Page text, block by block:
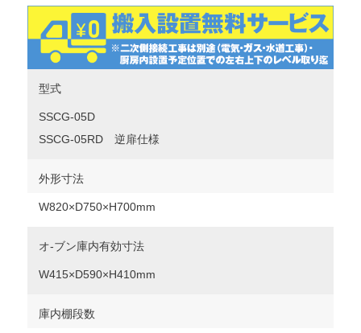
型式
SSCG-05D
SSCG-05RD 逆扉仕様
外形寸法
W820×D750×H700mm
オ-ブン庫内有効寸法
W415×D590×H410mm
庫内棚段数